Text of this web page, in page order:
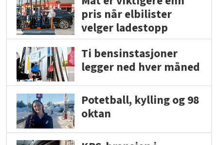
pris når elbilister
velger ladestopp
Ti bensinstasjoner
legger ned hver måned
Potetball, kylling og 98
oktan